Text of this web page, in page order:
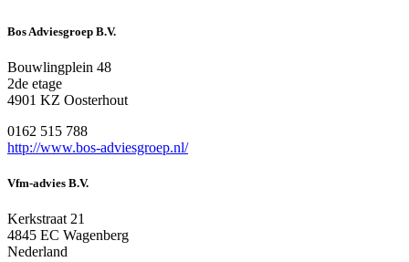
Bos Adviesgroep B.V.
Bouwlingplein 48
2de etage
4901 KZ Oosterhout
0162 515 788
http://www.bos-adviesgroep.nl/
Vfm-advies B.V.
Kerkstraat 21
4845 EC Wagenberg
Nederland